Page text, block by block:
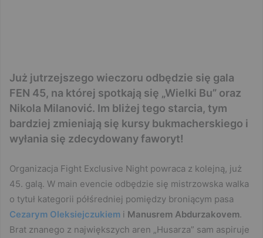
Już jutrzejszego wieczoru odbędzie się gala
FEN 45, na której spotkają się „Wielki Bu” oraz
Nikola Milanović. Im bliżej tego starcia, tym
bardziej zmieniają się kursy bukmacherskiego i
wyłania się zdecydowany faworyt!
Organizacja Fight Exclusive Night powraca z kolejną, już
45. galą. W main evencie odbędzie się mistrzowska walka
o tytuł kategorii półśredniej pomiędzy broniącym pasa
Cezarym Oleksiejczukiem i Manusrem Abdurzakovem.
Brat znanego z największych aren „Husarza” sam aspiruje